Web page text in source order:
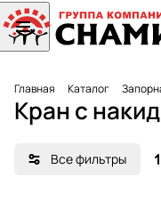
Главная Каталог
Кран с
Все фильтры